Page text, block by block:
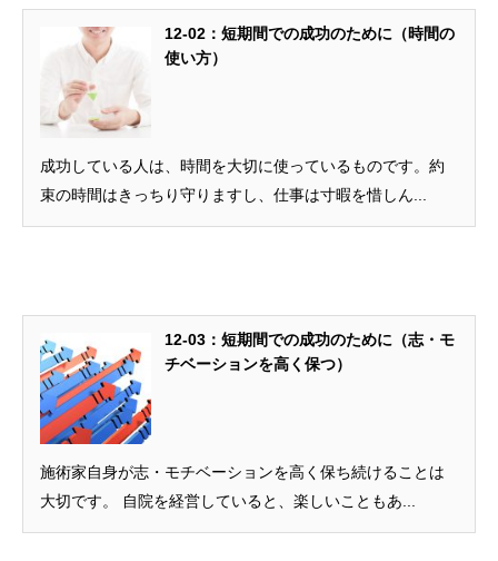
12-02：短期間での成功のために（時間の
使い方）
成功している人は、時間を大切に使っているものです。約
束の時間はきっちり守りますし、仕事は寸暇を惜しん...
12-03：短期間での成功のために（志・モ
チベーションを高く保つ）
施術家自身が志・モチベーションを高く保ち続けることは
大切です。 自院を経営していると、楽しいこともあ...